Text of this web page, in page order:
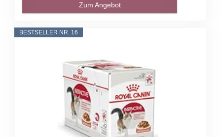
Zum Angebot
BESTSELLER NR. 16